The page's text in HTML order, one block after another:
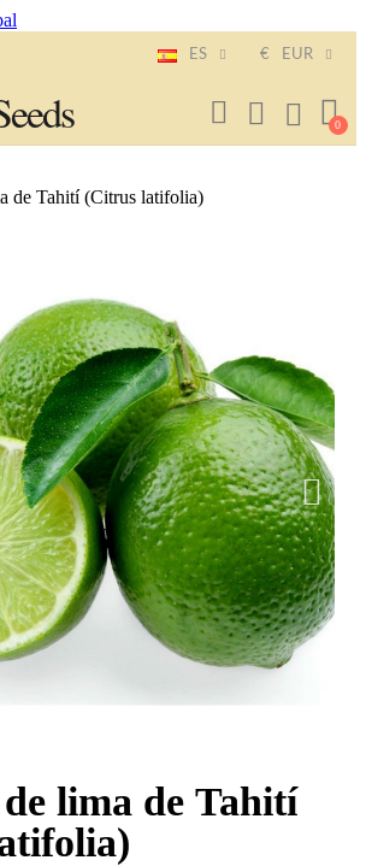
ES € EUR
de Tahití (Citrus latifolia)
lima de Tahití